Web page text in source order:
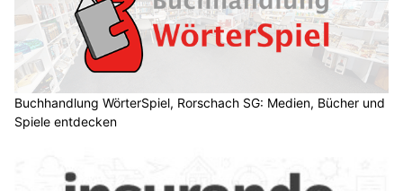
Buchhandlung WörterSpiel, Rorschach SG: Medien, Bücher und
Spiele entdecken